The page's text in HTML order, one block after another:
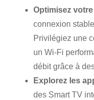
Optimisez
connexion
Privilégiez une
un Wi-Fi
débit grâce à
Explorez les
des Smart TV